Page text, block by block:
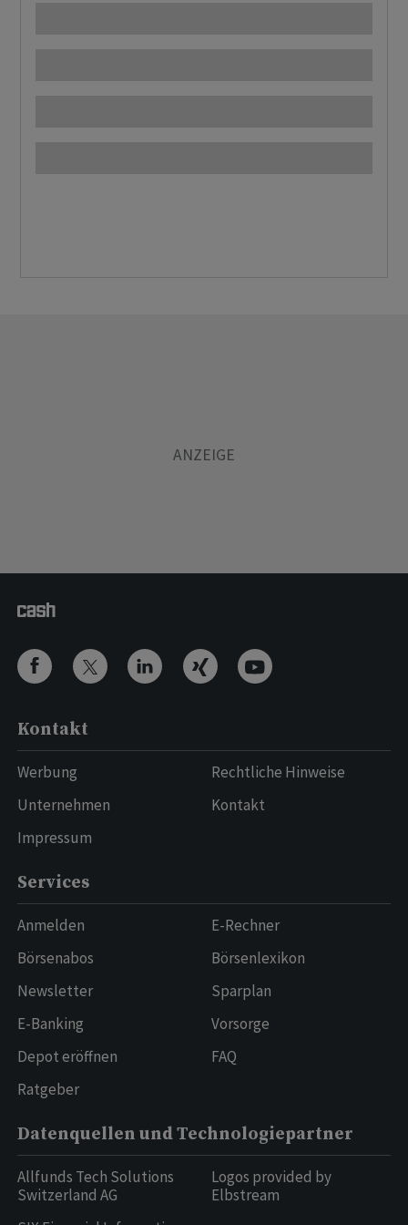
Kontakt
Werbung
Unternehmen
Impressum
Rechtliche Hinweise
Kontakt
Services
Anmelden
Börsenabos
Newsletter
E-Banking
Depot eröffnen
Ratgeber
E-Rechner
Börsenlexikon
Sparplan
Vorsorge
FAQ
Datenquellen und Technologiepartner
Allfunds Tech Solutions
Switzerland AG
Logos provided by
Elbstream